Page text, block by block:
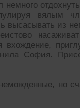
вялым
высасывать из
вхождение,
София.
но